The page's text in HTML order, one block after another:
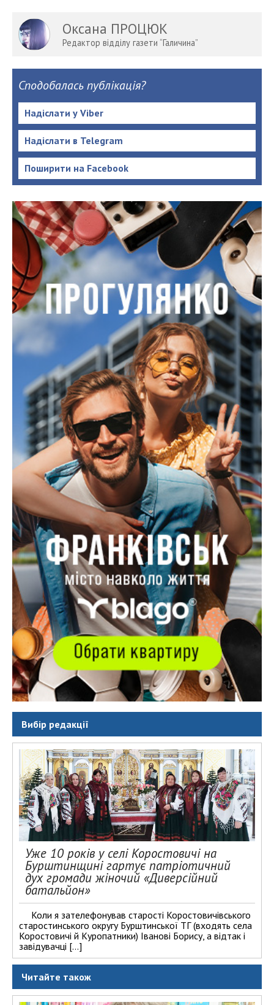
Оксана ПРОЦЮК
Редактор відділу газети “Галичина”
Сподобалась публікація?
Надіслати у Viber
Надіслати в Telegram
Поширити на Facebook
Вибір редакції
Уже 10 років у селі Коростовичі на
Бурштинщині гартує патріотичний
дух громади жіночий «Диверсійний
батальйон»
Коли я зателефонував старості Коростовичівського
старостинського округу Бурштинської ТГ (входять села
Коростовичі й Куропатники) Іванові Борису, а відтак і
завідувачці […]
Читайте також